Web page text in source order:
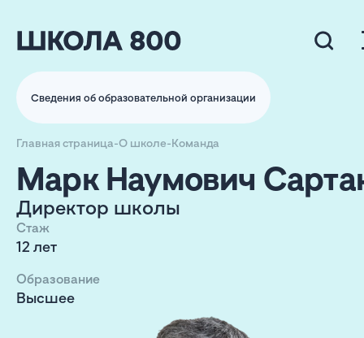
Сведения об образовательной организации
Главная страница-О школе-Команда
Марк Наумович
Директор школы
Стаж
12 лет
Образование
Высшее